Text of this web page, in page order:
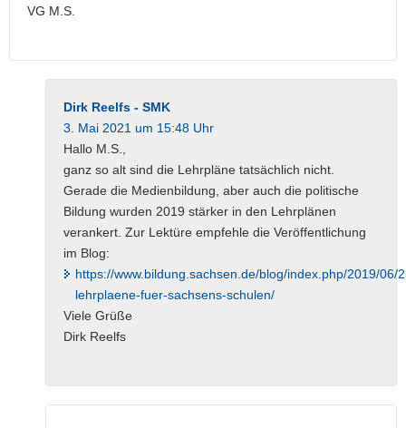
VG M.S.
Dirk Reelfs - SMK
3. Mai 2021 um 15:48 Uhr
Hallo M.S.,
ganz so alt sind die Lehrpläne tatsächlich nicht.
Gerade die Medienbildung, aber auch die politische
Bildung wurden 2019 stärker in den Lehrplänen
verankert. Zur Lektüre empfehle die Veröffentlichung
im Blog:
https://www.bildung.sachsen.de/blog/index.php/2019/06/
lehrplaene-fuer-sachsens-schulen/
Viele Grüße
Dirk Reelfs